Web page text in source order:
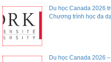
Du học Canada 2026
Chương trình học đa
Du học Canada 2026